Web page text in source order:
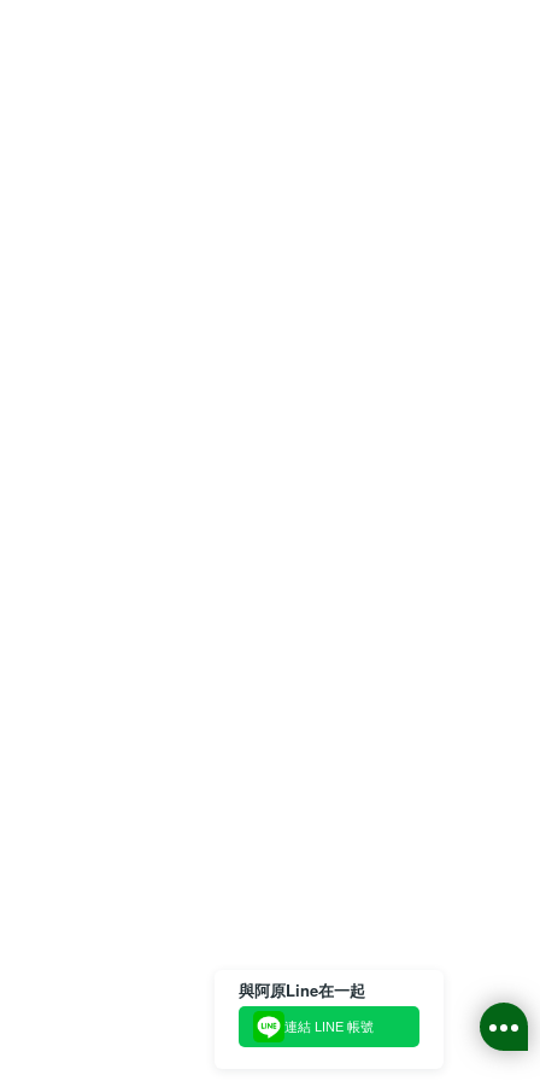
與阿原Line在一起
連結 LINE 帳號